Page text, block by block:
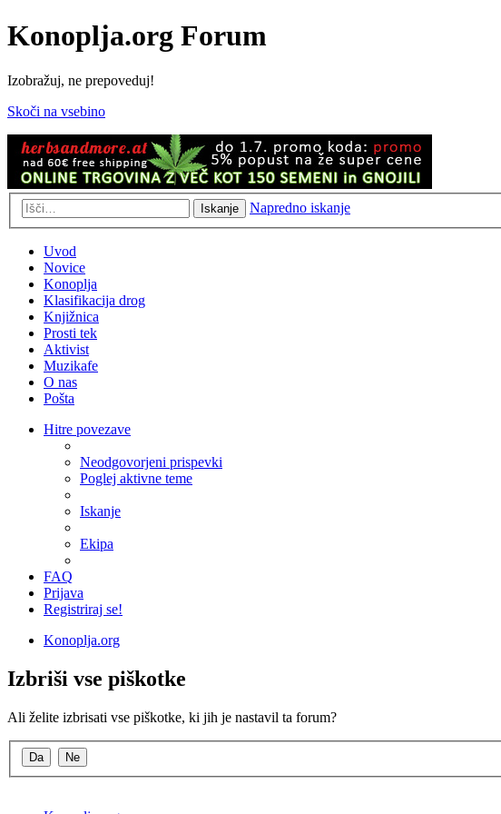
Konoplja.org Forum
Izobražuj, ne prepoveduj!
Skoči na vsebino
Iskanje Napredno iskanje
Uvod
Novice
Konoplja
Klasifikacija drog
Knjižnica
Prosti tek
Aktivist
Muzikafe
O nas
Pošta
Hitre povezave
Neodgovorjeni prispevki
Poglej aktivne teme
Iskanje
Ekipa
FAQ
Prijava
Registriraj se!
Konoplja.org
Izbriši vse piškotke
Ali želite izbrisati vse piškotke, ki jih je nastavil ta forum?